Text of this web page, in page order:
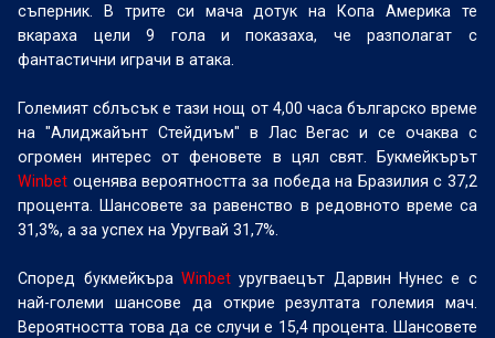
съперник. В трите си мача дотук на Копа Америка те
вкараха цели 9 гола и показаха, че разполагат с
фантастични играчи в атака.
Големият сблъсък е тази нощ от 4,00 часа българско време
на "Алиджайънт Стейдиъм" в Лас Вегас и се очаква с
огромен интерес от феновете в цял свят. Букмейкърът
Winbet оценява вероятността за победа на Бразилия с 37,2
процента. Шансовете за равенство в редовното време са
31,3%, а за успех на Уругвай 31,7%.
Според букмейкъра Winbetуругваецът Дарвин Нунес е с
най-големи шансове да открие резултата големия мач.
Вероятността това да се случи е 15,4 процента. Шансовете